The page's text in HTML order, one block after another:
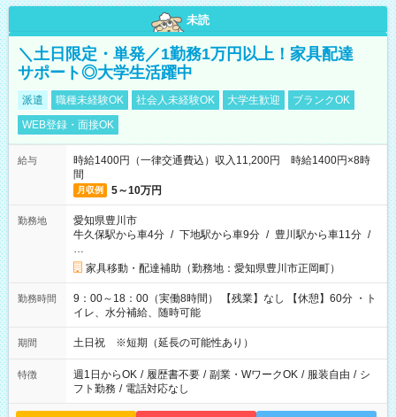
未読
＼土日限定・単発／1勤務1万円以上！家具配達
サポート◎大学生活躍中
派遣 職種未経験OK 社会人未経験OK 大学生歓迎
ブランクOK
WEB登録・面接OK
給与
時給1400円（一律交通費込）収入11,200円 時給1400円×8時
間
月収例 5～10万円
勤務地
愛知県豊川市
牛久保駅から車4分 / 下地駅から車9分 / 豊川駅から車11分 /
…
家具移動・配達補助（勤務地：愛知県豊川市正岡町）
勤務時間
9：00～18：00（実働8時間） 【残業】なし 【休憩】60分 ・ト
イレ、水分補給、随時可能
期間 土日祝 ※短期（延長の可能性あり）
特徴 週1日からOK / 履歴書不要 / 副業・WワークOK / 服装自由 / シ
フト勤務 / 電話対応なし